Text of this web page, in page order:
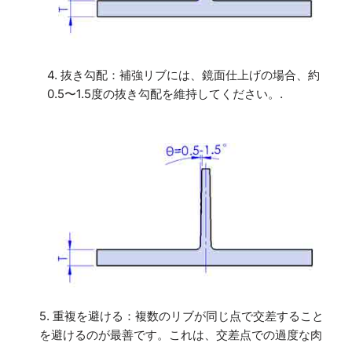
4. 抜き勾配：補強リブには、鏡面仕上げの場合、約
0.5〜1.5度の抜き勾配を維持してください。.
5. 重複を避ける：複数のリブが同じ点で交差すること
を避けるのが最善です。これは、交差点での過度な肉